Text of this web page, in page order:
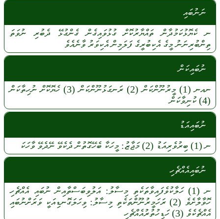
ނަނުބައި
ނކެޔޮޅުކަމުދާން ތައްޔާރުކޮށްގުޅުވައިގެންގެންގުޅޭ ދެބުރި ނުވަތަ
ތިންބުރިނަނުމީގެއެކިބުރީގެފަލަމިންއެކިވަރުވާނެއެވެ
ނުބައިކަން
ނއނ (1) މީރުނޫންކަން (2) ރަނގަޅުނޫންކަން (3) ހެޔޮކޮށްނުހިތާކަން
(4)
ކުނިވާކަން
ނުބައިއަޑު
ނ(1) ބިރުވެރިއަޑު (2) މަޖާޒު: މީހަކާ ބެހޭގޮތުންދެކެވޭ ނޭދެވޭވާހަކަ
ނުބައިއެއްޗެހި
ނ (1) ހަލާކުވެފައިވާތަކެތި މިސާލު:އަލުވިބަސްތާއިންނުބައިއެއްޗެހި
ހޮވާލާށެވެ (2) ރަހަމީރުނޫންތަކެތި މިސާލު:ވިހަލަގޮނޑިއަކީވަރަށްނުބައި
އެއްޗެކެވެ (3) ހަޑިހުތުރުއެއްޗެހި